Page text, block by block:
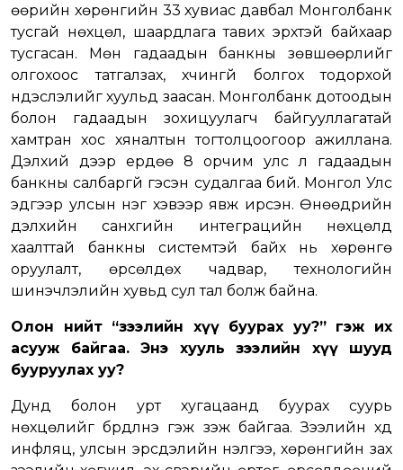
өөрийн хөрөнгийн 33 хувиас давбал Монголбанк
тусгай нөхцөл, шаардлага тавих эрхтэй байхаар
тусгасан. Мөн гадаадын банкны зөвшөөрлийг
олгохоос татгалзах, хүчингүй болгох тодорхой
үндэслэлийг хуульд заасан. Монголбанк дотоодын
болон гадаадын зохицуулагч байгууллагатай
хамтран хос хяналтын тогтолцоогоор ажиллана.
Дэлхий дээр ердөө 8 орчим улс л гадаадын
банкны салбаргүй гэсэн судалгаа бий. Монгол Улс
эдгээр улсын нэг хэвээр явж ирсэн. Өнөөдрийн
дэлхийн санхүүгийн интеграцийн нөхцөлд
хаалттай банкны системтэй байх нь хөрөнгө
оруулалт, өрсөлдөх чадвар, технологийн
шинэчлэлийн хувьд сул тал болж байна.
Олон нийт “зээлийн хүү буурах уу?” гэж их
асууж байгаа. Энэ хууль зээлийн хүү шууд
бууруулах уу?
Дунд болон урт хугацаанд буурах суурь
нөхцөлийг бүрдүүлнэ гэж үзэж байгаа. Зээлийн хүүд
инфляц, улсын эрсдэлийн үнэлгээ, хөрөнгийн зах